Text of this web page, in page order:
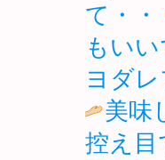
て・
もい
ヨダ
美味
控え目